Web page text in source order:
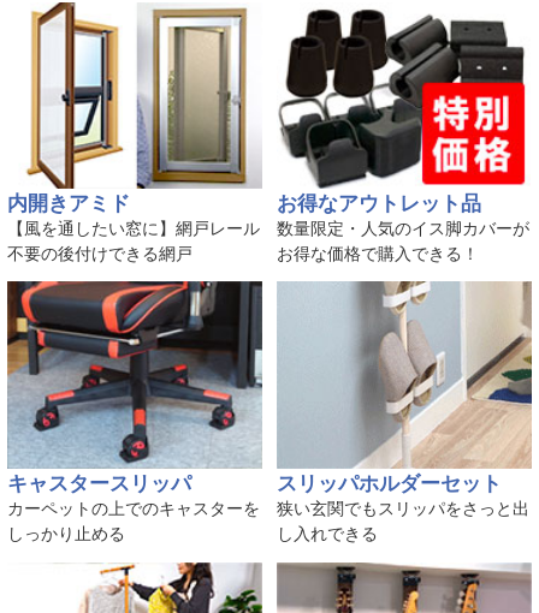
内開きアミド
【風を通したい窓に】網戸レール
不要の後付けできる網戸
お得なアウトレット品
数量限定・人気のイス脚カバーが
お得な価格で購入できる！
キャスタースリッパ
カーペットの上でのキャスターを
しっかり止める
スリッパホルダーセット
狭い玄関でもスリッパをさっと出
し入れできる